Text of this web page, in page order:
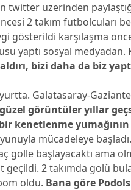
twitter üzerinden
2 takım futbolcuları
gösterildi karşılaşma
yaptı sosyal medyadan.
bizi daha da biz
Galatasaray-
görüntüler yıllar
kenetlenme yumağının
mücadeleye
golle başlayacaktı ama
2 takımda golü
oldu. Bana göre